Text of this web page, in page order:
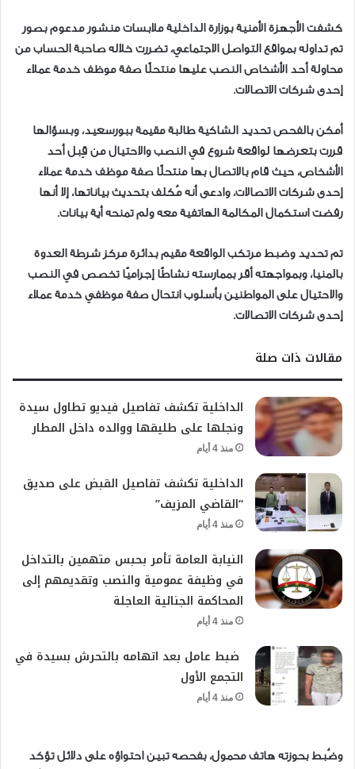
كشفت الأجهزة الأمنية بوزارة الداخلية ملابسات منشور مدعوم بصور
تم تداوله بمواقع التواصل الاجتماعي، تضررت خلاله صاحبة الحساب من
محاولة أحد الأشخاص النصب عليها منتحلًا صفة موظف خدمة عملاء
إحدى شركات الاتصالات.
أمكن بالفحص تحديد الشاكية طالبة مقيمة ببورسعيد، وبسؤالها
قررت بتعرضها لواقعة شروع في النصب والاحتيال من قِبل أحد
الأشخاص، حيث قام بالاتصال بها منتحلًا صفة موظف خدمة عملاء
إحدى شركات الاتصالات، وادعى أنه مُكلف بتحديث بياناتها، إلا أنها
رفضت استكمال المكالمة الهاتفية معه ولم تمنحه أية بيانات.
تم تحديد وضبط مرتكب الواقعة مقيم بدائرة مركز شرطة العدوة
بالمنيا، وبمواجهته أقر بممارسته نشاطًا إجراميًا تخصص في النصب
والاحتيال على المواطنين بأسلوب انتحال صفة موظفي خدمة عملاء
إحدى شركات الاتصالات.
مقالات ذات صلة
الداخلية تكشف تفاصيل فيديو تطاول سيدة
ونجلها على طليقها ووالده داخل المطار
منذ 4 أيام
الداخلية تكشف تفاصيل القبض على صديق
“القاضي المزيف”
منذ 4 أيام
النيابة العامة تأمر بحبس متهمين بالتداخل
في وظيفة عمومية والنصب وتقديمهم إلى
المحاكمة الجنائية العاجلة
منذ 4 أيام
ضبط عامل بعد اتهامه بالتحرش بسيدة في
التجمع الأول
منذ 4 أيام
وضُبط بحوزته هاتف محمول، بفحصه تبين احتواؤه على دلائل تؤكد